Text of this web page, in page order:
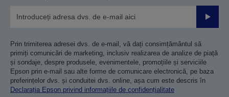
Prin trimiterea adresei dvs. de e-mail, vă dați consimțământul să
primiți comunicări de marketing, inclusiv realizarea de analize de piață
și sondaje, despre produsele, evenimentele, promoțiile și serviciile
Epson prin e-mail sau alte forme de comunicare electronică, pe baza
preferințelor dvs. și conduitei dvs. online, așa cum este descris în
Declarația Epson privind informațiile de confidențialitate